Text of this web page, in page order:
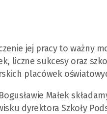
jej pracy to ważny
liczne sukcesy oraz
placówek
Małek
dyrektora Szkoły